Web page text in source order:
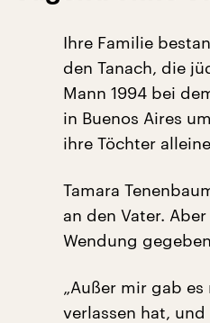
Ihre Familie
den Tanach, die
Mann 1994 bei
in Buenos Aires
ihre Töchter
Tamara
an den Vater.
Wendung
„Außer mir gab
verlassen hat,